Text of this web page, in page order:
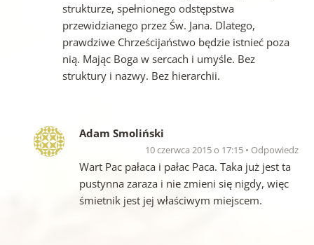
strukturze, spełnionego odstępstwa
przewidzianego przez Św. Jana. Dlatego,
prawdziwe Chrześcijaństwo będzie istnieć poza
nią. Mając Boga w sercach i umyśle. Bez
struktury i nazwy. Bez hierarchii.
Adam Smoliński
10 czerwca 2015 o 17:15 Odpowiedz
Wart Pac pałaca i pałac Paca. Taka już jest ta
pustynna zaraza i nie zmieni się nigdy, więc
śmietnik jest jej właściwym miejscem.